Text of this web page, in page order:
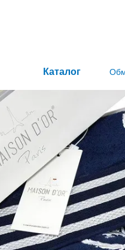
Каталог